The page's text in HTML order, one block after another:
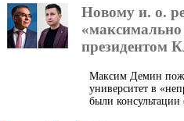
Новому и. о.
президентом
Максим Демин
университет в
были консультации